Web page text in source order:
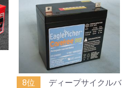
8位
ディープサイクルバ